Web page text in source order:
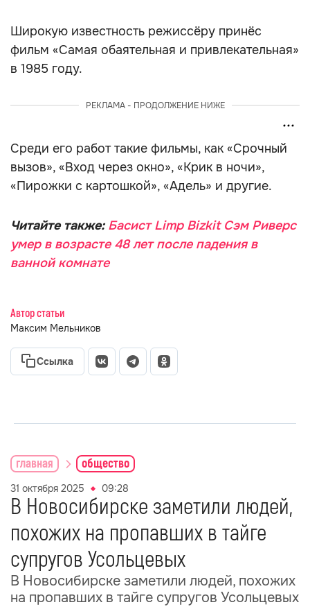
Широкую известность режиссёру принёс
фильм «Самая обаятельная и привлекательная»
в 1985 году.
РЕКЛАМА - ПРОДОЛЖЕНИЕ НИЖЕ
Среди его работ такие фильмы, как «Срочный
вызов», «Вход через окно», «Крик в ночи»,
«Пирожки с картошкой», «Адель» и другие.
Читайте также: Басист Limp Bizkit Сэм Риверс
умер в возрасте 48 лет после падения в
ванной комнате
Автор статьи
Максим Мельников
Ссылка
главная общество
31 октября 2025 09:28
В Новосибирске заметили людей,
похожих на пропавших в тайге
супругов Усольцевых
В Новосибирске заметили людей, похожих
на пропавших в тайге супругов Усольцевых